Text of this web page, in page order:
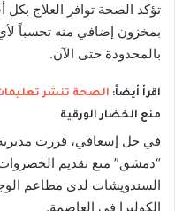
تؤكد الصحة توافر العلاج بكل
بمخزون إضافي منه تحسباً
بالمحدودة حتى الآن.
اقرأ أيضاً: الصحة تنشر تعليمات
منع الخضار الورقية
في حل إسعافي، قررت
“دمشق” منع تقديم
السندويشات لدى مطاعم
الكوليرا في العاصمة.